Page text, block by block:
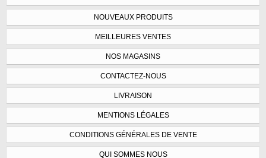
NOUVEAUX PRODUITS
MEILLEURES VENTES
NOS MAGASINS
CONTACTEZ-NOUS
LIVRAISON
MENTIONS LÉGALES
CONDITIONS GÉNÉRALES DE VENTE
QUI SOMMES NOUS